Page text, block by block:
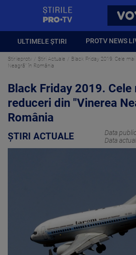
ULTIMELE ȘTIRI PROTV NEWS
Stirileprotv Știri Actuale
Black Friday 2019. Cele
Neagră" în România
Black Friday 2019. Cele
reduceri din "Vinerea
România
ȘTIRI ACTUALE Data
Data